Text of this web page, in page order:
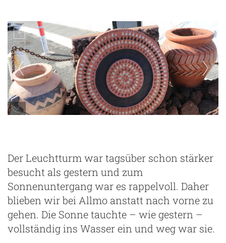
Der Leuchtturm war tagsüber schon stärker
besucht als gestern und zum
Sonnenuntergang war es rappelvoll. Daher
blieben wir bei Allmo anstatt nach vorne zu
gehen. Die Sonne tauchte – wie gestern –
vollständig ins Wasser ein und weg war sie.